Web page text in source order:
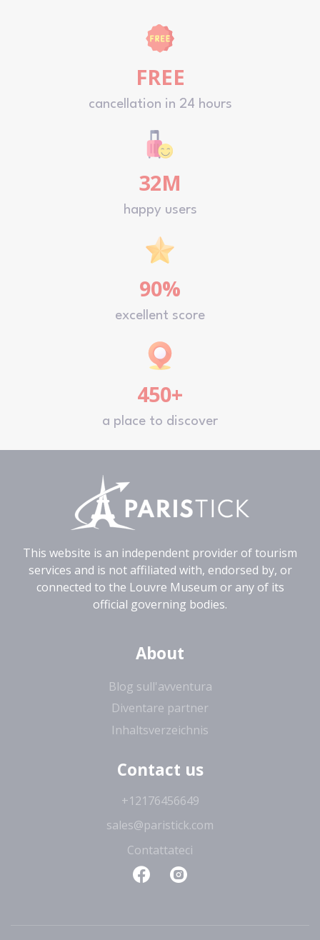
FREE
cancellation in 24 hours
32M
happy users
90%
excellent score
450+
a place to discover
This website is an independent provider of tourism
services and is not affiliated with, endorsed by, or
connected to the Louvre Museum or any of its
official governing bodies.
About
Blog sull'avventura
Diventare partner
Inhaltsverzeichnis
Contact us
+12176456649
sales@paristick.com
Contattateci